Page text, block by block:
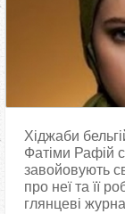
Хіджаби
Фатіми Рафій
завойовують
про неї та її
глянцеві